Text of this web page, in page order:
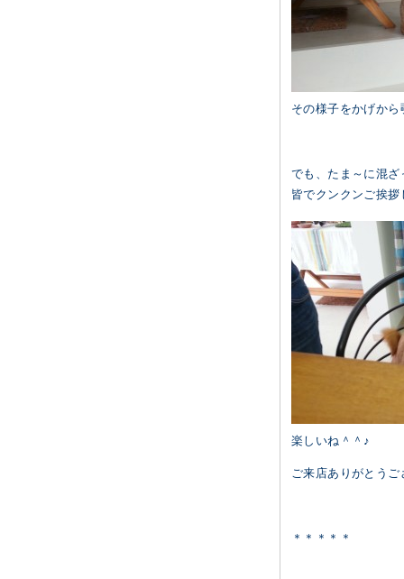
その様子をかげから
でも、たま～に混ざ
皆でクンクンご挨
楽しいね＾＾♪
ご来店ありがとう
＊＊＊＊＊